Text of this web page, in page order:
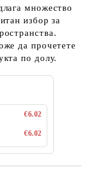
множество
избор за
да прочетете
по долу.
€6.02
€6.02